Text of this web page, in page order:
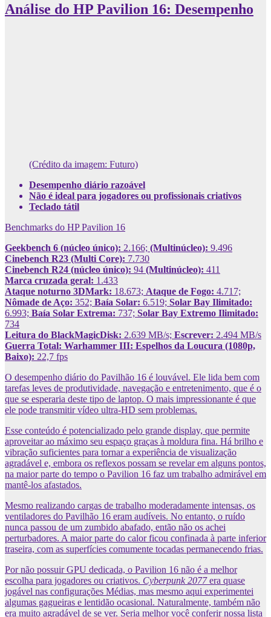
Análise do HP Pavilion 16: Desempenho
(Crédito da imagem: Futuro)
Desempenho diário razoável
Não é ideal para jogadores ou profissionais criativos
Teclado tátil
Benchmarks do HP Pavilion 16
Geekbench 6 (núcleo único): 2.166; (Multinúcleo): 9.496
Cinebench R23 (Multi Core): 7.730
Cinebench R24 (núcleo único): 94 (Multinúcleo): 411
Marca cruzada geral: 1.433
Ataque noturno 3DMark: 18.673; Ataque de Fogo: 4.717;
Nômade de Aço: 352; Baía Solar: 6.519; Solar Bay Ilimitado:
6.993; Baía Solar Extrema: 737; Solar Bay Extremo Ilimitado:
734
Leitura do BlackMagicDisk: 2.639 MB/s; Escrever: 2.494 MB/s
Guerra Total: Warhammer III: Espelhos da Loucura (1080p,
Baixo): 22,7 fps
O desempenho diário do Pavilhão 16 é louvável. Ele lida bem com
tarefas leves de produtividade, navegação e entretenimento, que é o
que se esperaria deste tipo de laptop. O mais impressionante é que
ele pode transmitir vídeo ultra-HD sem problemas.
Esse conteúdo é potencializado pelo grande display, que permite
aproveitar ao máximo seu espaço graças à moldura fina. Há brilho e
vibração suficientes para tornar a experiência de visualização
agradável e, embora os reflexos possam se revelar em alguns pontos,
na maior parte do tempo o Pavilion 16 faz um trabalho admirável em
mantê-los afastados.
Mesmo realizando cargas de trabalho moderadamente intensas, os
ventiladores do Pavilhão 16 eram audíveis. No entanto, o ruído
nunca passou de um zumbido abafado, então não os achei
perturbadores. A maior parte do calor ficou confinada à parte inferior
traseira, com as superfícies comumente tocadas permanecendo frias.
Por não possuir GPU dedicada, o Pavilion 16 não é a melhor
escolha para jogadores ou criativos. Cyberpunk 2077era quase
jogável nas configurações Médias, mas mesmo aqui experimentei
algumas gagueiras e lentidão ocasional. Naturalmente, também não
era muito agradável de se ver. Seria melhor você conferir nossa lista